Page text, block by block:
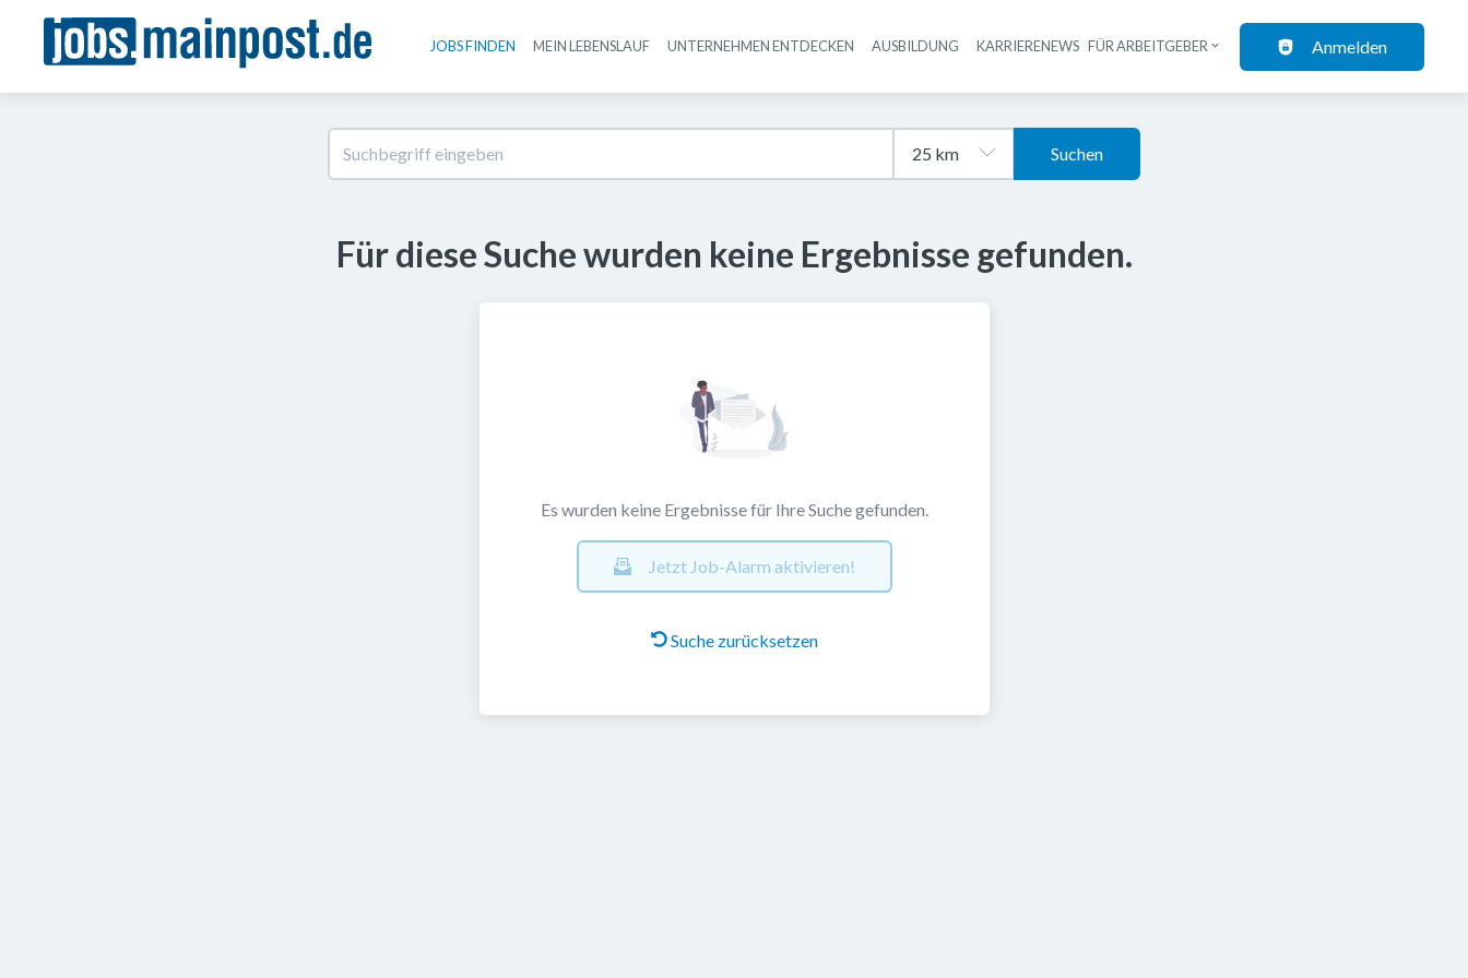
Haupt-Navigation
JOBS FINDEN MEIN LEBENSLAUF UNTERNEHMEN ENTDECKEN AUSBILDUNG KARRIERENEWS FÜR ARBEITGEBER Anmelden
Suchen
Für diese Suche wurden keine Ergebnisse gefunden.
Es wurden keine Ergebnisse für Ihre Suche gefunden.
Jetzt Job-Alarm aktivieren!
Suche zurücksetzen